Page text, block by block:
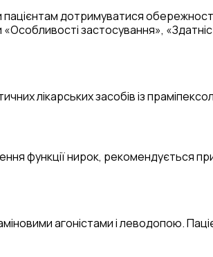
дотримуватися
застосування»,
лікарських засобів із
функції нирок, рекомендується
агоністами і леводопою.